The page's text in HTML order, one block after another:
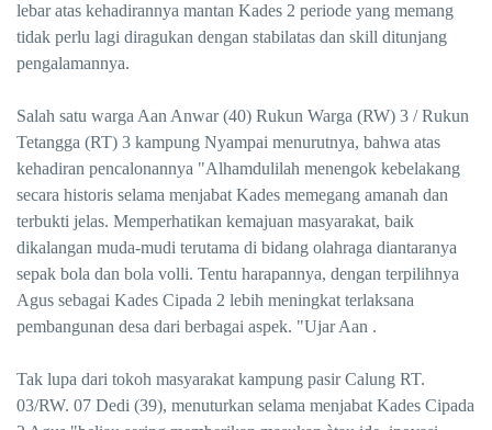
lebar atas kehadirannya mantan Kades 2 periode yang memang
tidak perlu lagi diragukan dengan stabilatas dan skill ditunjang
pengalamannya.
Salah satu warga Aan Anwar (40) Rukun Warga (RW) 3 / Rukun
Tetangga (RT) 3 kampung Nyampai menurutnya, bahwa atas
kehadiran pencalonannya "Alhamdulilah menengok kebelakang
secara historis selama menjabat Kades memegang amanah dan
terbukti jelas. Memperhatikan kemajuan masyarakat, baik
dikalangan muda-mudi terutama di bidang olahraga diantaranya
sepak bola dan bola volli. Tentu harapannya, dengan terpilihnya
Agus sebagai Kades Cipada 2 lebih meningkat terlaksana
pembangunan desa dari berbagai aspek. "Ujar Aan .
Tak lupa dari tokoh masyarakat kampung pasir Calung RT.
03/RW. 07 Dedi (39), menuturkan selama menjabat Kades Cipada